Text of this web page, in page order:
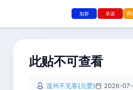
加群 承诺 商
此贴不可查看
遥州不见客(元婴) 2026-